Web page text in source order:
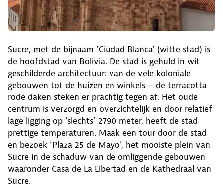
Sucre, met de bijnaam ‘Ciudad Blanca’ (witte stad) is
de hoofdstad van Bolivia. De stad is gehuld in wit
geschilderde architectuur: van de vele koloniale
gebouwen tot de huizen en winkels – de terracotta
rode daken steken er prachtig tegen af. Het oude
centrum is verzorgd en overzichtelijk en door relatief
lage ligging op ‘slechts’ 2790 meter, heeft de stad
prettige temperaturen. Maak een tour door de stad
en bezoek ‘Plaza 25 de Mayo’, het mooiste plein van
Sucre in de schaduw van de omliggende gebouwen
waaronder Casa de La Libertad en de Kathedraal van
Sucre.